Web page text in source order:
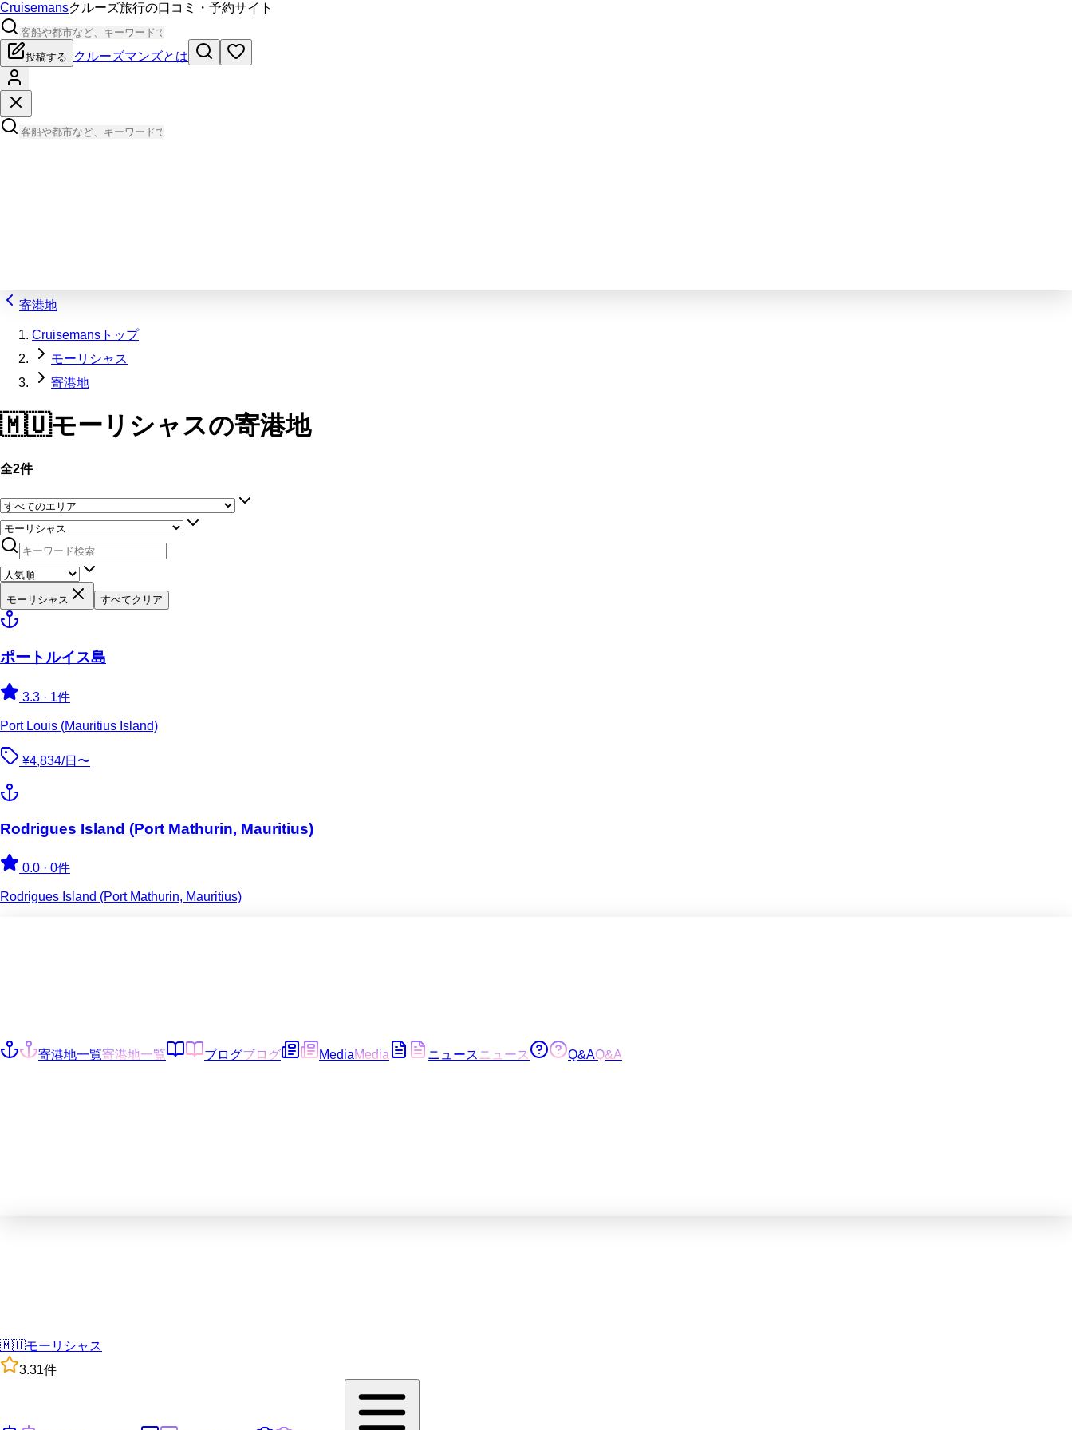
Cruisemansクルーズ旅行の口コミ・予約サイト
投稿する クルーズマンズとは
寄港地
Cruisemansトップ
モーリシャス
寄港地
🇲🇺モーリシャスの寄港地
全2件
モーリシャス すべてクリア
ポートルイス島
3.3 · 1件
Port Louis (Mauritius Island)
¥4,834/日〜
Rodrigues Island (Port Mathurin, Mauritius)
0.0 · 0件
Rodrigues Island (Port Mathurin, Mauritius)
寄港地一覧寄港地一覧 ブログブログ MediaMedia ニュース ニュース Q&AQ&A
🇲🇺モーリシャス
3.31件